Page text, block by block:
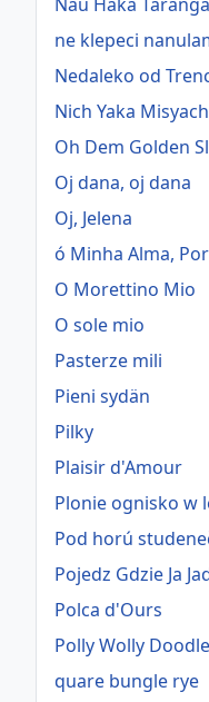
ne klepeci
Nedaleko od
Nich Yaka
Oh Dem Golden
Oj dana, oj dana
Oj, Jelena
ó Minha Alma,
O Morettino Mio
O sole mio
Pasterze mili
Pieni sydän
Pilky
Plaisir d'Amour
Plonie ognisko w
Pod horú
Pojedz Gdzie Ja
Polca d'Ours
Polly Wolly Doodle
quare bungle rye